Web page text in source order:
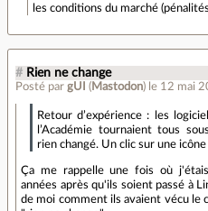
les conditions du marché
# Rien ne change
Posté par gUI ( Mastodon) le 12 mai
Retour d’expérience : les
l’Académie tournaient tous
rien changé. Un clic sur une
Ça me rappelle une fois où
années après qu'ils soient passé à
de moi comment ils avaient vécu le